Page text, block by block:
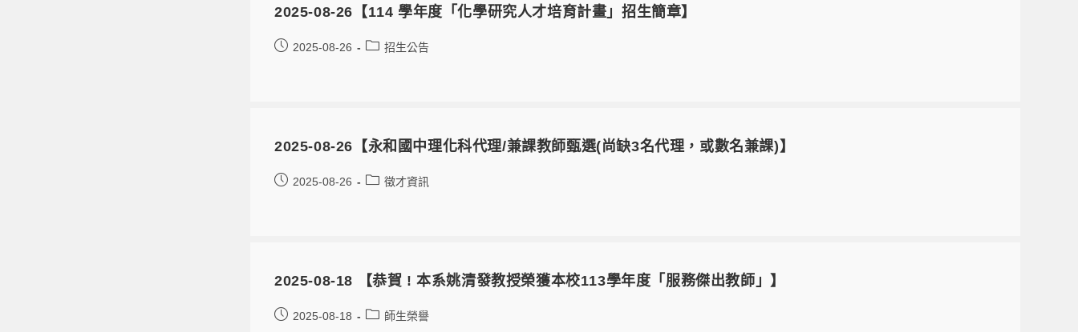
2025-08-26【114 學年度「化學研究人才培育計畫」招生簡章】
2025-08-26 招生公告
2025-08-26【永和國中理化科代理/兼課教師甄選(尚缺3名代理，或數名兼課)】
2025-08-26 徵才資訊
2025-08-18 【恭賀 ! 本系姚清發教授榮獲本校113學年度「服務傑出教師」】
2025-08-18 師生榮譽